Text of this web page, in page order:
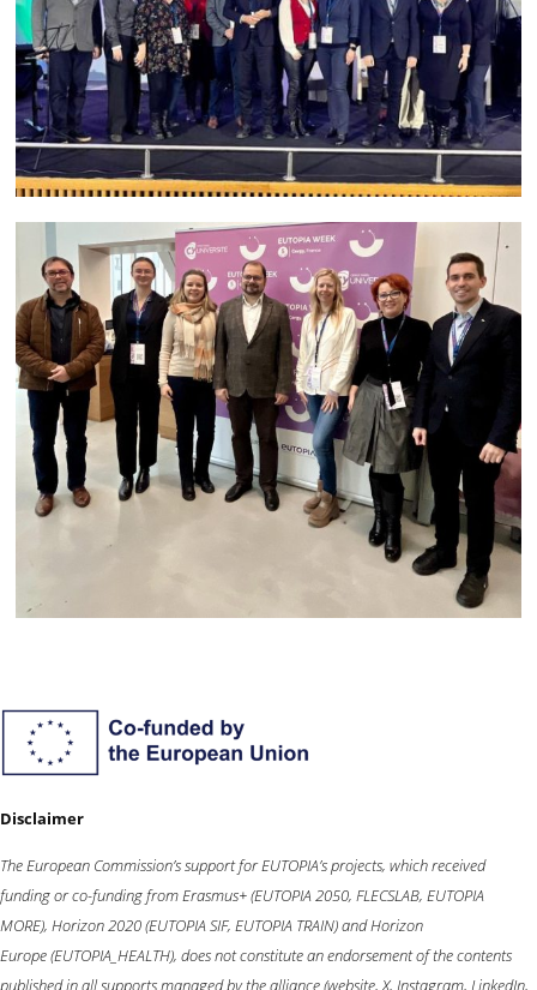
Disclaimer
The European Commission’s support for EUTOPIA’s projects, which received
funding or co-funding fromErasmus+(EUTOPIA 2050, FLECSLAB, EUTOPIA
MORE), Horizon 2020(EUTOPIA SIF, EUTOPIA TRAIN) andHorizon
Europe(EUTOPIA_HEALTH), does not constitute an endorsement of the contents
published in all supports managed by the alliance (website, X, Instagram, LinkedIn,